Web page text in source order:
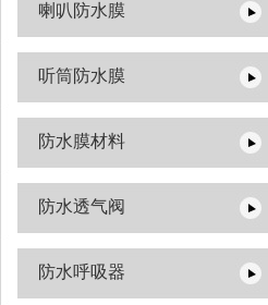
喇叭防水膜
听筒防水膜
防水膜材料
防水透气阀
防水呼吸器